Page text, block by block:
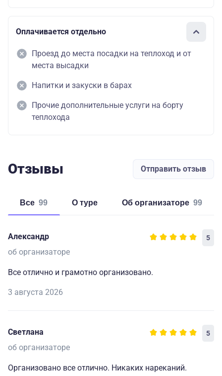
Оплачивается отдельно
Проезд до места посадки на теплоход и от
места высадки
Напитки и закуски в барах
Прочие дополнительные услуги на борту
теплохода
Отзывы Отправить отзыв
Все 99 о туре об организаторе 99
Александр 5
об организаторе
Все отлично и грамотно организовано.
3 августа 2026
Светлана 5
об организаторе
Организовано все отлично. Никаких нареканий.